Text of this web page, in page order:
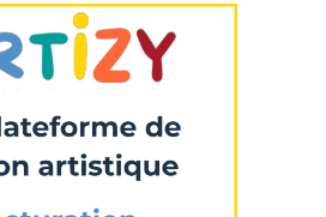
et conditions